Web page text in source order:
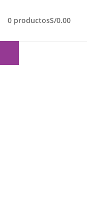
0 productosS/0.00